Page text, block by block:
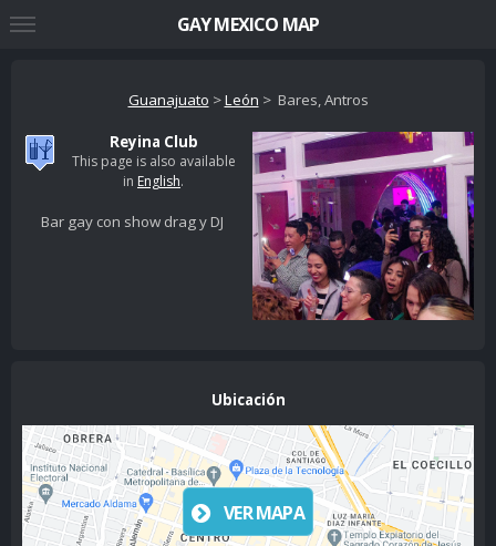
Guanajuato >León > Bares, Antros
Reyina Club
This page is also available
in English.
Bar gay con show drag y DJ
Ubicación
VER MAPA
GAY MEXICO MAP